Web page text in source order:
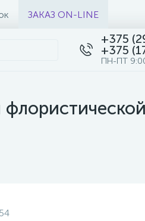
ЗАКАЗ ON-LINE
+375
+375
ПН-ПТ